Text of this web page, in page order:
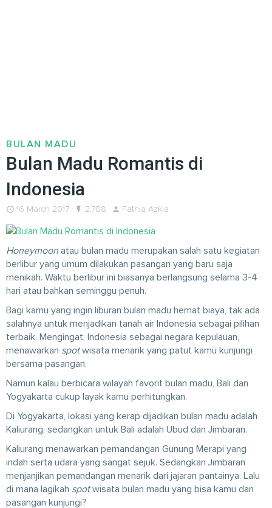
BULAN MADU
Bulan Madu Romantis di
Indonesia
query_builder 16 March 2017 flash_on 2,788 person Fathia Azkia
Honeymoon atau bulan madu merupakan salah satu kegiatan
berlibur yang umum dilakukan pasangan yang baru saja
menikah. Waktu berlibur ini biasanya berlangsung selama 3-4
hari atau bahkan seminggu penuh.
Bagi kamu yang ingin liburan bulan madu hemat biaya, tak ada
salahnya untuk menjadikan tanah air Indonesia sebagai pilihan
terbaik. Mengingat, Indonesia sebagai negara kepulauan,
menawarkan spotwisata menarik yang patut kamu kunjungi
bersama pasangan.
Namun kalau berbicara wilayah favorit bulan madu, Bali dan
Yogyakarta cukup layak kamu perhitungkan.
Di Yogyakarta, lokasi yang kerap dijadikan bulan madu adalah
Kaliurang, sedangkan untuk Bali adalah Ubud dan Jimbaran.
Kaliurang menawarkan pemandangan Gunung Merapi yang
indah serta udara yang sangat sejuk. Sedangkan Jimbaran
menjanjikan pemandangan menarik dari jajaran pantainya. Lalu
di mana lagikah spotwisata bulan madu yang bisa kamu dan
pasangan kunjungi?